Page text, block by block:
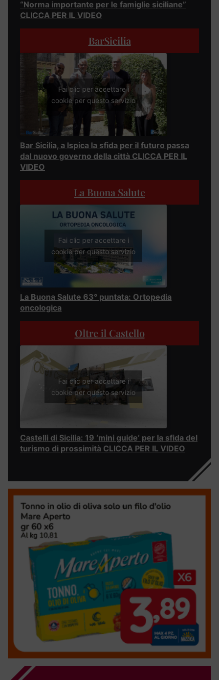
“Norma importante per le famiglie siciliane”
CLICCA PER IL VIDEO
BarSicilia
Fai clic per accettare i
cookie per questo servizio
Bar Sicilia, a Ispica la sfida per il futuro passa
dal nuovo governo della città CLICCA PER IL
VIDEO
La Buona Salute
Fai clic per accettare i
cookie per questo servizio
La Buona Salute 63° puntata: Ortopedia
oncologica
Oltre il Castello
Fai clic per accettare i
cookie per questo servizio
Castelli di Sicilia: 19 ‘mini guide’ per la sfida del
turismo di prossimità CLICCA PER IL VIDEO